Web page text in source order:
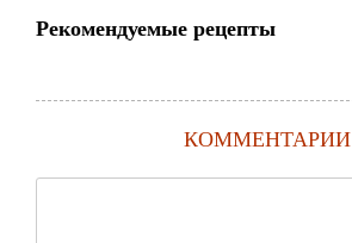
Рекомендуемые рецепты
КОММЕНТАРИИ